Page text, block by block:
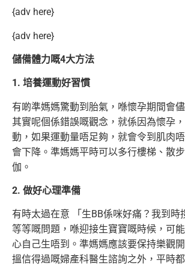
{adv here}
{adv here}
儲備體力嘅4大方法
1. 培養運動好習慣
有啲準媽媽驚動到胎氣，喺懷孕期間會
其實呢個係錯誤嘅觀念，就係因為懷孕
動，如果運動量唔足夠，就會令到肌肉
會下降。準媽媽平時可以多行樓梯、散
伽。
2. 做好心理準備
有時太過在意 「生BB係咪好痛？我到時
等等嘅問題，喺迎接生寶寶嘅時候，可
心自己生唔到。準媽媽應該要保持樂觀
搵信得過嘅婦產科醫生諮詢之外，平時